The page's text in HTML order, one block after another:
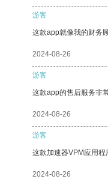
游客
这款app就像我的财务
2024-08-26
游客
这款app的售后服务非
2024-08-26
游客
这款加速器VPM应用程
2024-08-26